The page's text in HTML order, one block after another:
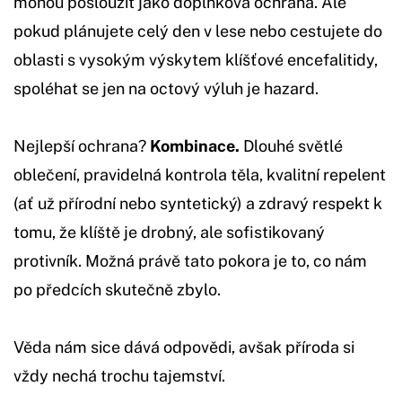
pokud plánujete celý den v lese nebo cestujete do
oblasti s vysokým výskytem klíšťové encefalitidy,
spoléhat se jen na octový výluh je hazard.
Nejlepší ochrana? Kombinace. Dlouhé světlé
oblečení, pravidelná kontrola těla, kvalitní repelent
(ať už přírodní nebo syntetický) a zdravý respekt k
tomu, že klíště je drobný, ale sofistikovaný
protivník. Možná právě tato pokora je to, co nám
po předcích skutečně zbylo.
Věda nám sice dává odpovědi, avšak příroda si
vždy nechá trochu tajemství.